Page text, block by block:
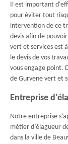
Il est important
pour éviter tout
intervention de ce
devis afin de
vert et services est
le devis de vos
vous engage point.
de Gurvene vert et
Entreprise
Notre entreprise
métier d’élagueur
dans la ville de